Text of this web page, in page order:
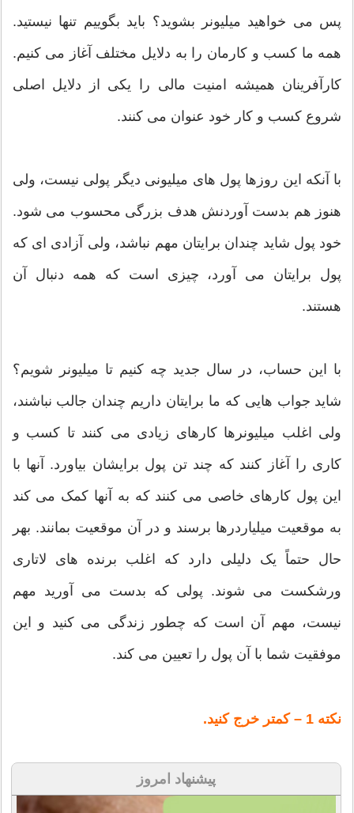
پس می خواهید میلیونر بشوید؟ باید بگوییم تنها نیستید.
همه ما کسب و کارمان را به دلایل مختلف آغاز می کنیم.
کارآفرینان همیشه امنیت مالی را یکی از دلایل اصلی
شروع کسب و کار خود عنوان می کنند.
با آنکه این روزها پول های میلیونی دیگر پولی نیست، ولی
هنوز هم بدست آوردنش هدف بزرگی محسوب می شود.
خود پول شاید چندان برایتان مهم نباشد، ولی آزادی ای که
پول برایتان می آورد، چیزی است که همه دنبال آن
هستند.
با این حساب، در سال جدید چه کنیم تا میلیونر شویم؟
شاید جواب هایی که ما برایتان داریم چندان جالب نباشند،
ولی اغلب میلیونرها کارهای زیادی می کنند تا کسب و
کاری را آغاز کنند که چند تن پول برایشان بیاورد. آنها با
این پول کارهای خاصی می کنند که به آنها کمک می کند
به موقعیت میلیاردرها برسند و در آن موقعیت بمانند. بهر
حال حتماً یک دلیلی دارد که اغلب برنده های لاتاری
ورشکست می شوند. پولی که بدست می آورید مهم
نیست، مهم آن است که چطور زندگی می کنید و این
موفقیت شما با آن پول را تعیین می کند.
نکته 1 – کمتر خرج کنید.
پیشنهاد امروز